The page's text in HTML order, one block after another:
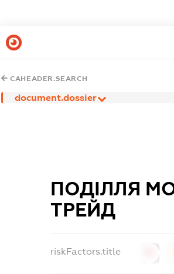
CAHEADER.SEARCH
document.dossier
ПОДІЛЛЯ
ТРЕЙД
riskFactors.title